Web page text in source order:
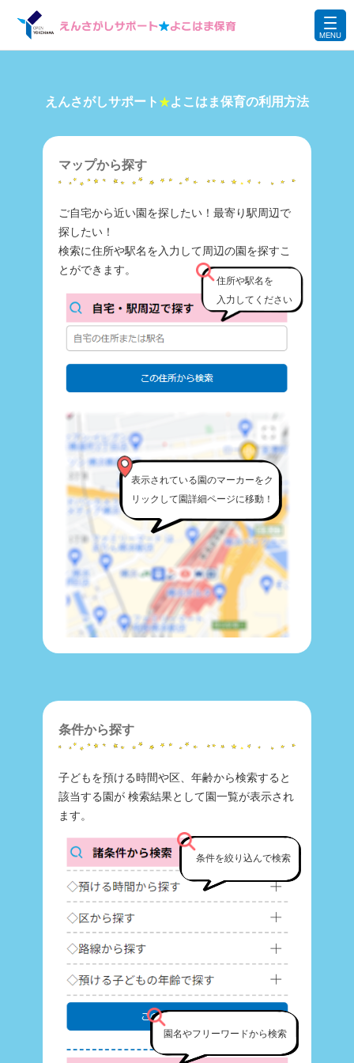
えんさがしサポート★よこはま保育の利用方法
マップから探す
ご自宅から近い園を探したい！最寄り駅周辺で
探したい！
検索に住所や駅名を入力して周辺の園を探すこ
とができます。
住所や駅名を
入力してください
表示されている園のマーカーをク
リックして園詳細ページに移動！
条件から探す
子どもを預ける時間や区、年齢から検索すると
該当する園が 検索結果として園一覧が表示され
ます。
条件を絞り込んで検索
園名やフリーワードから検索